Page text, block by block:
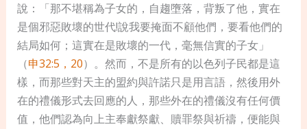
說：「那不堪稱為子女的，自趨墮落，背叛了他，實在
是個邪惡敗壞的世代!說我要掩面不顧他們，要看他們的
結局如何；這實在是敗壞的一代，毫無信實的子女」
（申32:5，20）。然而，不是所有的以色列子民都是這
樣，而那些對天主的盟約與許諾只是用言語，然後用外
在的禮儀形式去回應的人，那些外在的禮儀沒有任何價
值，他們認為向上主奉獻祭獻、贖罪祭與祈禱，便能與